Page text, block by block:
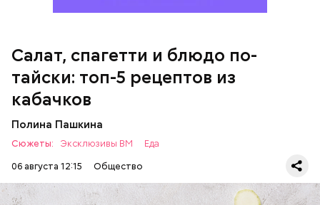
Салат, спагетти и блюдо по-
тайски: топ-5 рецептов из
кабачков
Полина Пашкина
Сюжеты: Эксклюзивы ВМ
Еда
06 августа 12:15
Общество
Однако диетолог предупредила: не для всех дыня
может быть полезна. В первую очередь ее стоит
есть с осторожностью людям: